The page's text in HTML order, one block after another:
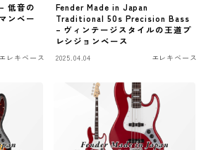
低音の
ンベー
エレキベース
Fender Made in Japan
Traditional 50s Precision Bass
– ヴィンテージスタイルの王道プ
レシジョンベース
2025.04.04 エレキベース